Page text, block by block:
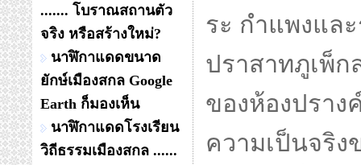
....... โบราณสถานตัว
จริง หรือสร้างใหม่?
นาฬิกาแดดขนาด
ยักษ์เมืองสกล Google
Earth ก็มองเห็น
นาฬิกาแดดโรงเรียน
วิถีธรรมเมืองสกล ......
ระ กำแพงแล
ปราสาทภูเพ็ก
ของห้องปราง
ความเป็นจริง